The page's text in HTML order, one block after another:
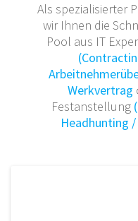
Als spezialisierter
wir Ihnen die
Pool aus IT
Werkvertrag
Festanstellung
Headhunting